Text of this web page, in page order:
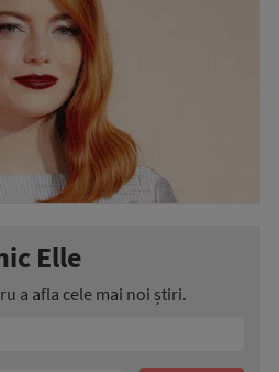
Elle
a afla cele mai noi știri.